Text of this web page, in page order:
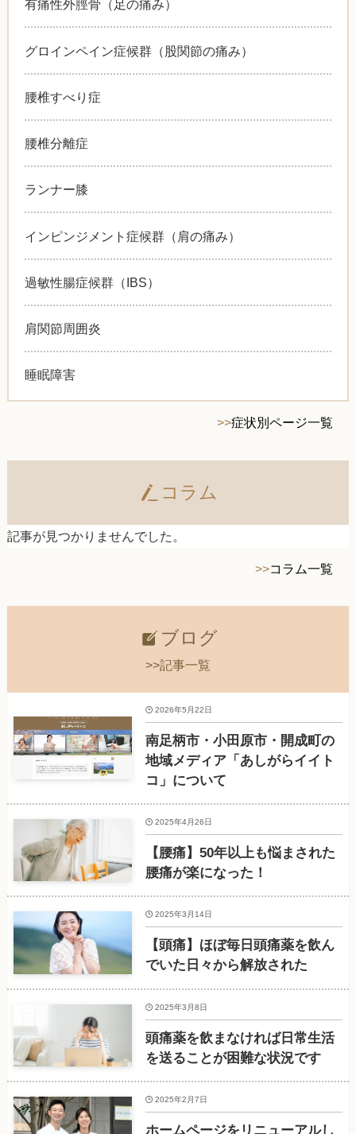
有痛性外脛骨（足の痛み）
グロインペイン症候群（股関節の痛み）
腰椎すべり症
腰椎分離症
ランナー膝
インピンジメント症候群（肩の痛み）
過敏性腸症候群（IBS）
肩関節周囲炎
睡眠障害
>>症状別ページ一覧
コラム
記事が見つかりませんでした。
>>コラム一覧
ブログ
>>記事一覧
南足柄市・小田原市・開成町の
地域メディア「あしがらイイト
コ」について
2026年5月22日
【腰痛】50年以上も悩まされた
腰痛が楽になった！
2025年4月26日
【頭痛】ほぼ毎日頭痛薬を飲ん
でいた日々から解放された
2025年3月14日
頭痛薬を飲まなければ日常生活
を送ることが困難な状況です
2025年3月8日
ホームページをリニューアルし
2025年2月7日